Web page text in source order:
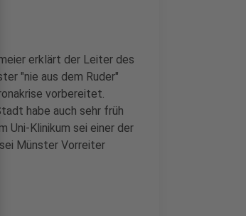
erklärt der Leiter des
"nie aus dem Ruder"
vorbereitet.
habe auch sehr früh
Uni-Klinikum sei einer der
Münster Vorreiter